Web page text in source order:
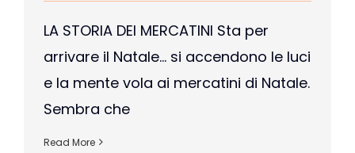
LA STORIA DEI MERCATINI Sta per
arrivare il Natale… si accendono le luci
e la mente vola ai mercatini di Natale.
Sembra che
Read More